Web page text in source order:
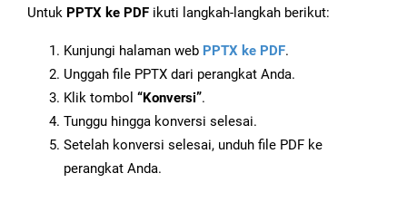
Untuk PPTX ke PDF ikuti langkah-langkah berikut:
Kunjungi halaman web PPTX ke PDF.
Unggah file PPTX dari perangkat Anda.
Klik tombol “Konversi”.
Tunggu hingga konversi selesai.
Setelah konversi selesai, unduh file PDF ke
perangkat Anda.